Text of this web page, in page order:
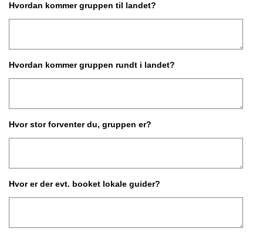
Hvordan kommer gruppen til landet?
Hvordan kommer gruppen rundt i landet?
Hvor stor forventer du, gruppen er?
Hvor er der evt. booket lokale guider?